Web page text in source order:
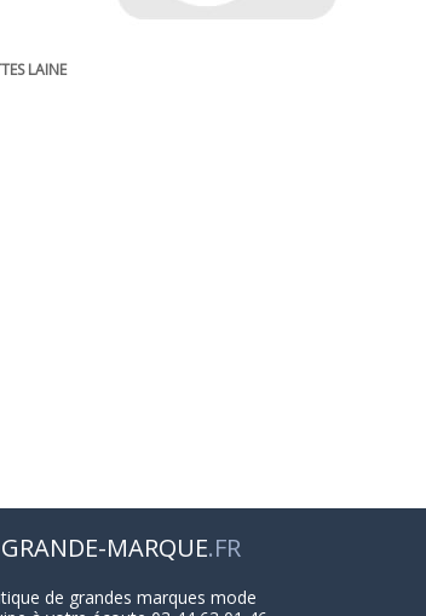
LAINE
GRANDE-MARQUE.FR
de grandes marques mode